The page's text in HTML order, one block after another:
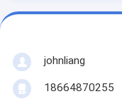
johnliang
18664870255